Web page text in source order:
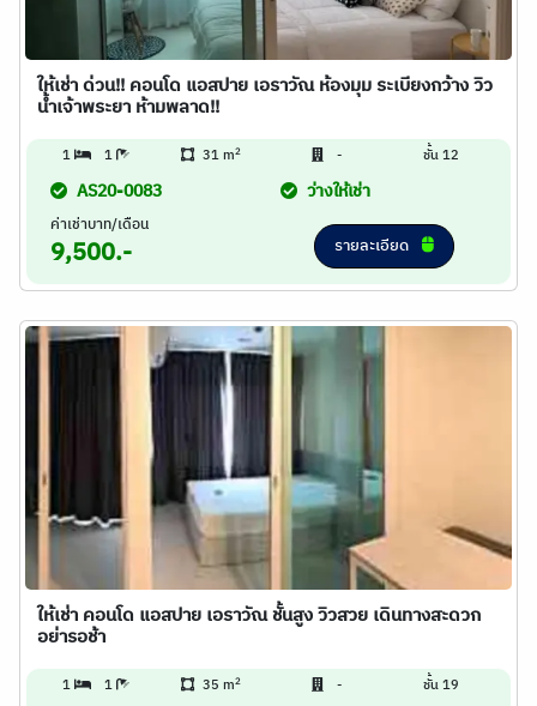
ให้เช่า ด่วน!! คอนโด แอสปาย เอราวัณ ห้องมุม ระเบียงกว้าง วิว
น้ำเจ้าพระยา ห้ามพลาด!!
1 1 31 m2 - ชั้น 12
AS20-0083 ว่างให้เช่า
ค่าเช่าบาท/เดือน
9,500.- รายละเอียด
ให้เช่า คอนโด แอสปาย เอราวัณ ชั้นสูง วิวสวย เดินทางสะดวก
อย่ารอช้า
1 1 35 m2 - ชั้น 19